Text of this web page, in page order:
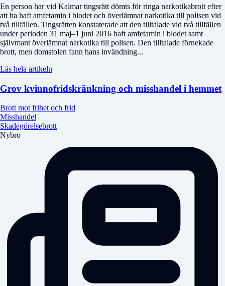
En person har vid Kalmar tingsrätt dömts för ringa narkotikabrott efter
att ha haft amfetamin i blodet och överlämnat narkotika till polisen vid
två tillfällen. Tingsrätten konstaterade att den tilltalade vid två tillfällen
under perioden 31 maj–1 juni 2016 haft amfetamin i blodet samt
självmant överlämnat narkotika till polisen. Den tilltalade förnekade
brott, men domstolen fann hans invändning...
Läs hela artikeln
Grov kvinnofridskränkning och misshandel i hemmet
Brott mot frihet och frid
Misshandel
Skadegörelsebrott
Nybro